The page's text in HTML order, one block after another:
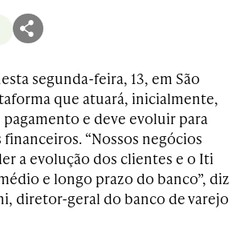
segunda-feira, 13, em São
que atuará, inicialmente,
e deve evoluir para
“Nossos negócios
a evolução dos clientes e o Iti
e longo prazo do banco”, diz
diretor-geral do banco de varejo